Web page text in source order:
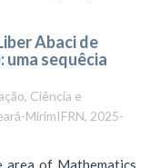
Abaci de
uma sequêcia
Ciência e
MirimIFRN, 2025-
of Mathematics